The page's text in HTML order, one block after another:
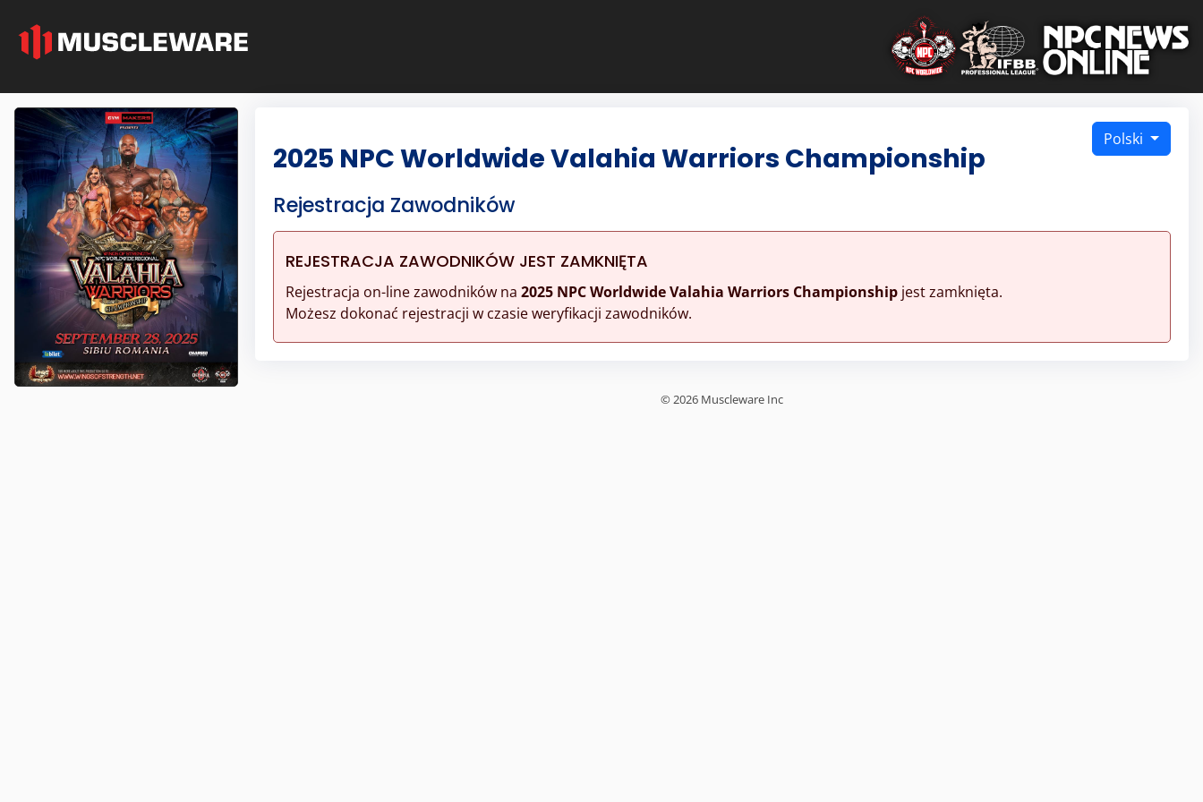
Polski
2025 NPC Worldwide Valahia Warriors Championship
Rejestracja Zawodników
REJESTRACJA ZAWODNIKÓW JEST ZAMKNIĘTA
Rejestracja on-line zawodników na 2025 NPC Worldwide Valahia Warriors Championshipjest zamknięta.
Możesz dokonać rejestracji w czasie weryfikacji zawodników.
© 2026 Muscleware Inc